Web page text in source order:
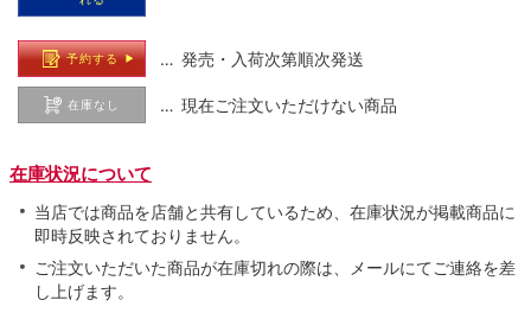
予約する … 発売・入荷次第順次発送
在庫なし … 現在ご注文いただけない商品
在庫状況について
当店では商品を店舗と共有しているため、在庫状況が掲載商品に
即時反映されておりません。
ご注文いただいた商品が在庫切れの際は、メールにてご連絡を差
し上げます。